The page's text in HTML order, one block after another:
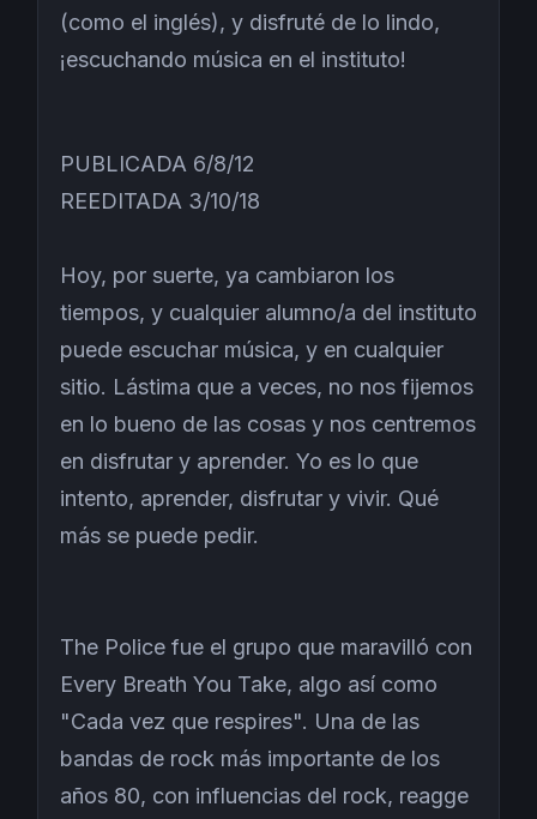
(como el inglés), y disfruté de lo lindo,
¡escuchando música en el instituto!
PUBLICADA 6/8/12
REEDITADA 3/10/18
Hoy, por suerte, ya cambiaron los
tiempos, y cualquier alumno/a del instituto
puede escuchar música, y en cualquier
sitio. Lástima que a veces, no nos fijemos
en lo bueno de las cosas y nos centremos
en disfrutar y aprender. Yo es lo que
intento, aprender, disfrutar y vivir. Qué
más se puede pedir.
The Police fue el grupo que maravilló con
Every Breath You Take, algo así como
"Cada vez que respires". Una de las
bandas de rock más importante de los
años 80, con influencias del rock, reagge